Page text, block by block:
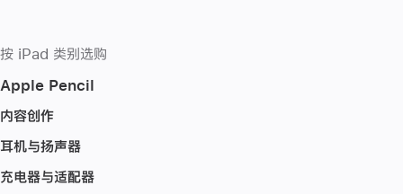
按 iPad 类别选购
Apple Pencil
内容创作
耳机与扬声器
充电器与适配器